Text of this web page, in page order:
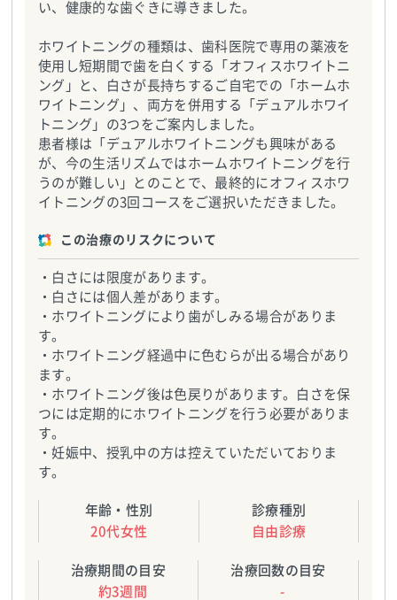
い、健康的な歯ぐきに導きました。
ホワイトニングの種類は、歯科医院で専用の薬液を
使用し短期間で歯を白くする「オフィスホワイトニ
ング」と、白さが長持ちするご自宅での「ホームホ
ワイトニング」、両方を併用する「デュアルホワイ
トニング」の3つをご案内しました。
患者様は「デュアルホワイトニングも興味がある
が、今の生活リズムではホームホワイトニングを行
うのが難しい」とのことで、最終的にオフィスホワ
イトニングの3回コースをご選択いただきました。
この治療のリスクについて
・白さには限度があります。
・白さには個人差があります。
・ホワイトニングにより歯がしみる場合がありま
す。
・ホワイトニング経過中に色むらが出る場合があり
ます。
・ホワイトニング後は色戻りがあります。白さを保
つには定期的にホワイトニングを行う必要がありま
す。
・妊娠中、授乳中の方は控えていただいておりま
す。
年齢・性別
20代女性
診療種別
自由診療
治療期間の目安
約3週間
治療回数の目安
-